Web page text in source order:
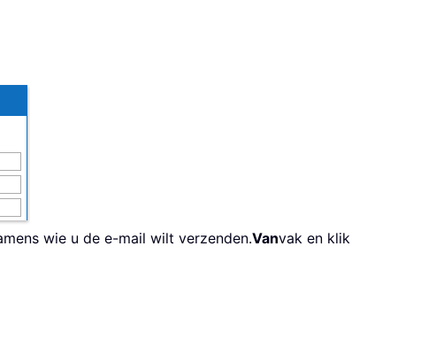
wie u de e-mail wilt verzenden.Vanvak en klik